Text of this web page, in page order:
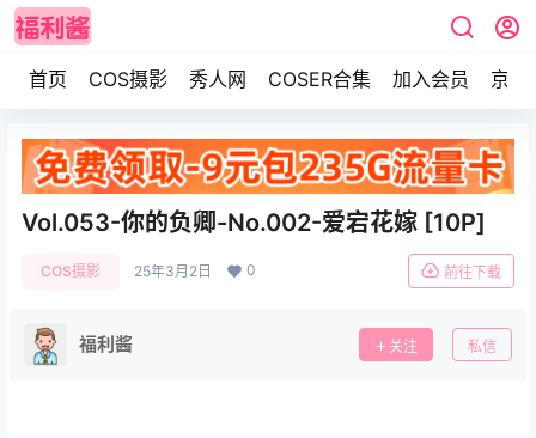
首页 COS摄影 秀人网 COSER合集 加入会员 京东
Vol.053-你的负卿-No.002-爱宕花嫁 [10P]
COS摄影 25年3月2日 0 前往下载
福利酱 关注 私信